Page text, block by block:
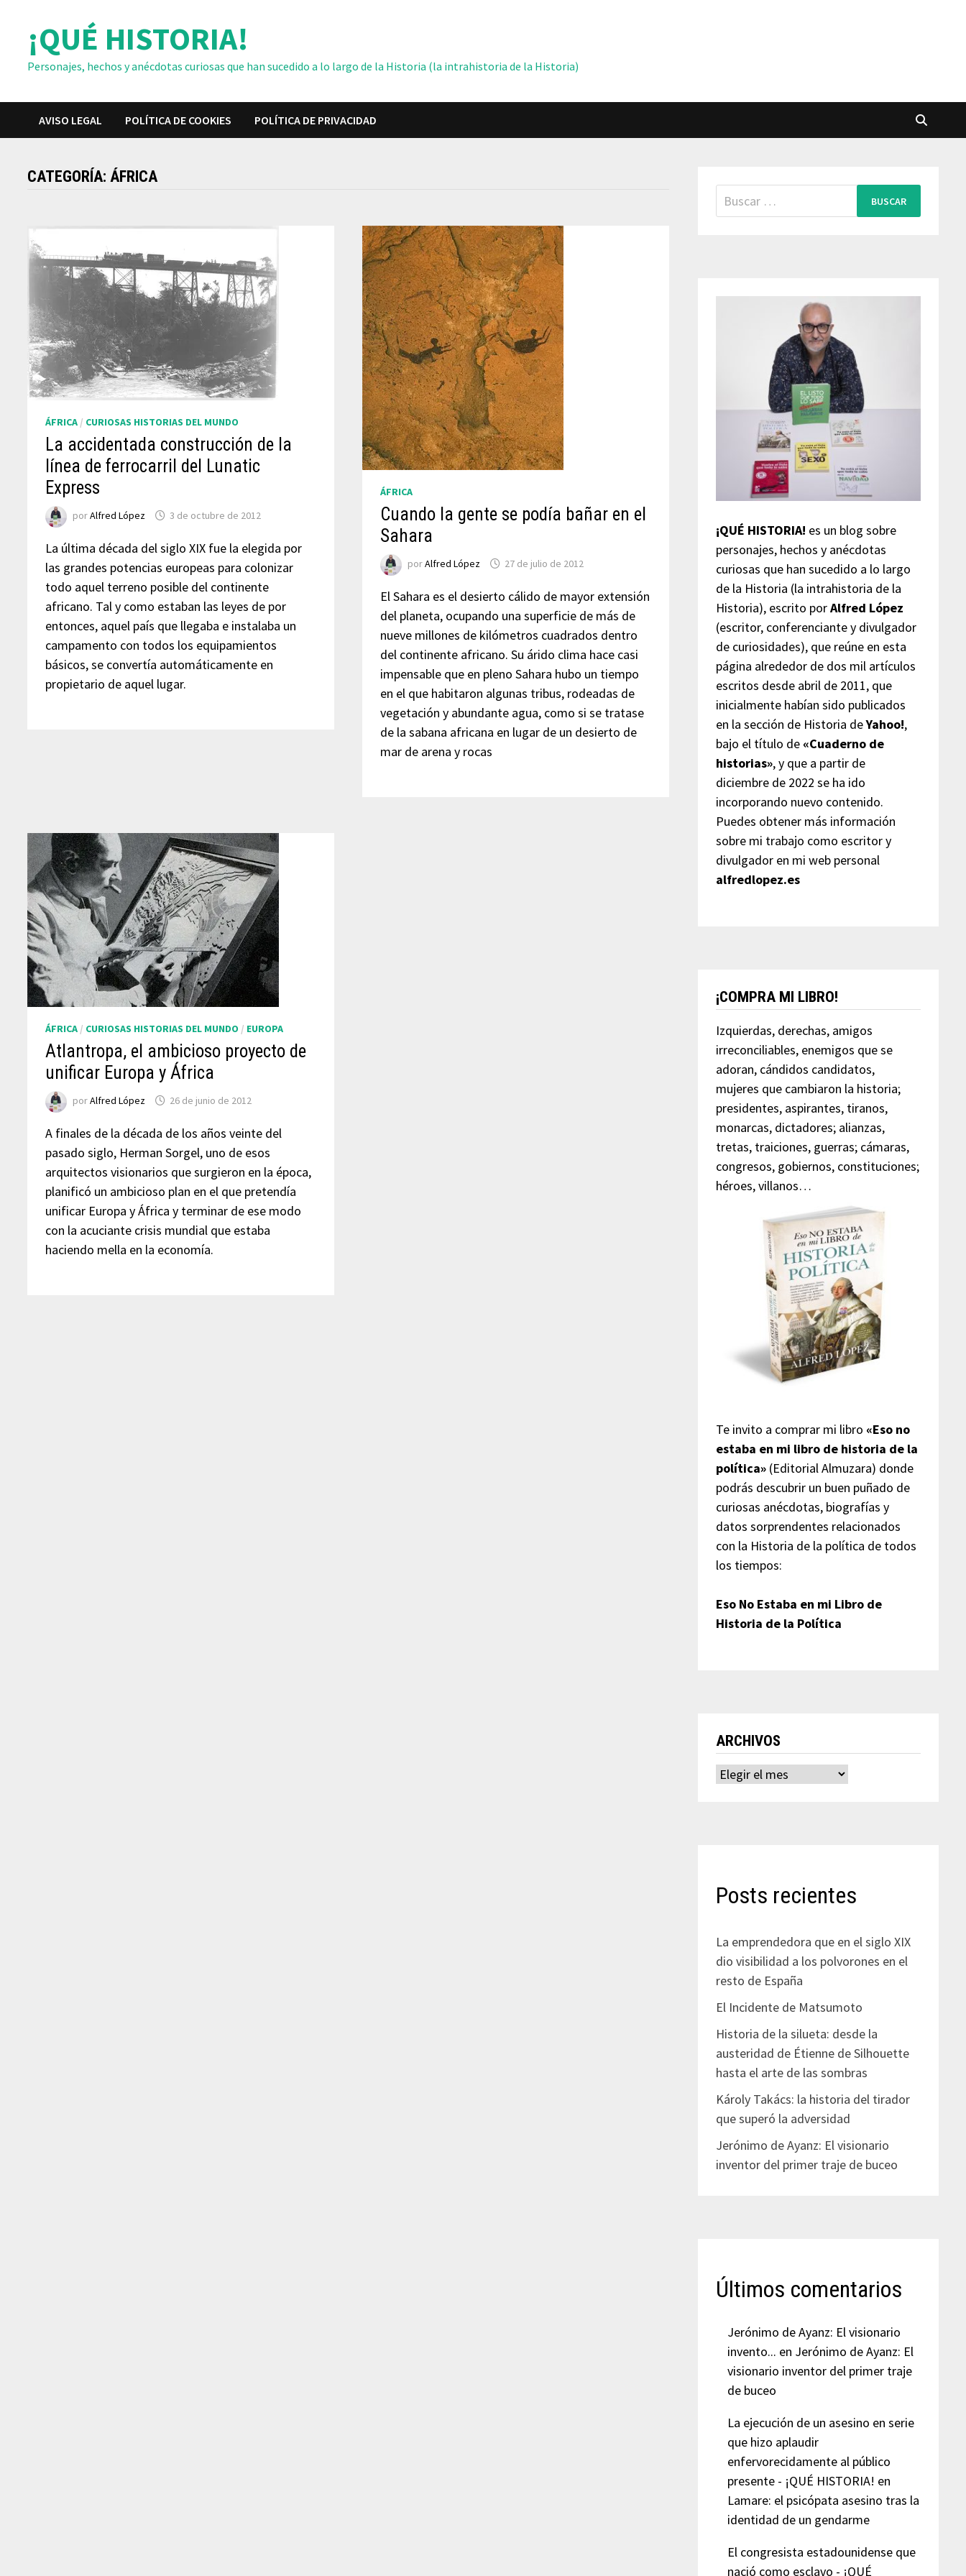
contenido¡QUÉ HISTORIA!
Personajes, hechos y anécdotas curiosas que han sucedido a lo largo de la Historia (la intrahistoria de la Historia)
AVISO LEGAL POLÍTICA DE COOKIES POLÍTICA DE PRIVACIDAD
CATEGORÍA:ÁFRICA
ÁFRICA / CURIOSAS HISTORIAS DEL MUNDO
La accidentada construcción de la
línea de ferrocarril del Lunatic
Express
porAlfred López 3 de octubre de 2012
La última década del siglo XIX fue la elegida por
las grandes potencias europeas para colonizar
todo aquel terreno posible del continente
africano. Tal y como estaban las leyes de por
entonces, aquel país que llegaba e instalaba un
campamento con todos los equipamientos
básicos, se convertía automáticamente en
propietario de aquel lugar.
ÁFRICA
Cuando la gente se podía bañar en el
Sahara
porAlfred López 27 de julio de 2012
El Sahara es el desierto cálido de mayor extensión
del planeta, ocupando una superficie de más de
nueve millones de kilómetros cuadrados dentro
del continente africano. Su árido clima hace casi
impensable que en pleno Sahara hubo un tiempo
en el que habitaron algunas tribus, rodeadas de
vegetación y abundante agua, como si se tratase
de la sabana africana en lugar de un desierto de
mar de arena y rocas
ÁFRICA / CURIOSAS HISTORIAS DEL MUNDO / EUROPA
Atlantropa, el ambicioso proyecto de
unificar Europa y África
porAlfred López 26 de junio de 2012
A finales de la década de los años veinte del
pasado siglo, Herman Sorgel, uno de esos
arquitectos visionarios que surgieron en la época,
planificó un ambicioso plan en el que pretendía
unificar Europa y África y terminar de ese modo
con la acuciante crisis mundial que estaba
haciendo mella en la economía.
Buscar:
¡QUÉ HISTORIA! es un blog sobre
personajes, hechos y anécdotas
curiosas que han sucedido a lo largo
de la Historia (la intrahistoria de la
Historia), escrito porAlfred López
(escritor, conferenciante y divulgador
de curiosidades), que reúne en esta
página alrededor de dos mil artículos
escritos desde abril de 2011, que
inicialmente habían sido publicados
en la sección de Historia deYahoo!,
bajo el título de «Cuaderno de
historias», y que a partir de
diciembre de 2022 se ha ido
incorporando nuevo contenido.
Puedes obtener más información
sobre mi trabajo como escritor y
divulgador en mi web personal
alfredlopez.es
¡COMPRA MI LIBRO!
Izquierdas, derechas, amigos
irreconciliables, enemigos que se
adoran, cándidos candidatos,
mujeres que cambiaron la historia;
presidentes, aspirantes, tiranos,
monarcas, dictadores; alianzas,
tretas, traiciones, guerras; cámaras,
congresos, gobiernos, constituciones;
héroes, villanos…
Te invito a comprar mi libro «Eso no
estaba en mi libro de historia de la
política»(Editorial Almuzara) donde
podrás descubrir un buen puñado de
curiosas anécdotas, biografías y
datos sorprendentes relacionados
con la Historia de la política de todos
los tiempos:
Eso No Estaba en mi Libro de
Historia de la Política
ARCHIVOS
Archivos
Posts recientes
La emprendedora que en el siglo XIX
dio visibilidad a los polvorones en el
resto de España
El Incidente de Matsumoto
Historia de la silueta: desde la
austeridad de Étienne de Silhouette
hasta el arte de las sombras
Károly Takács: la historia del tirador
que superó la adversidad
Jerónimo de Ayanz: El visionario
inventor del primer traje de buceo
Últimos comentarios
Jerónimo de Ayanz: El visionario
invento... en Jerónimo de Ayanz: El
visionario inventor del primer traje
de buceo
La ejecución de un asesino en serie
que hizo aplaudir
enfervorecidamente al público
presente - ¡QUÉ HISTORIA! en
Lamare: el psicópata asesino tras la
identidad de un gendarme
El congresista estadounidense que
nació como esclavo - ¡QUÉ